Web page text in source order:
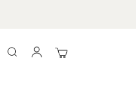
Search
Meu Carrinho